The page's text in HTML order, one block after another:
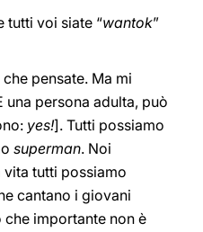
tutti voi siate “wantok”
pensate. Ma mi
una persona adulta, può
yes!]. Tutti possiamo
superman. Noi
tutti possiamo
cantano i giovani
che importante non è